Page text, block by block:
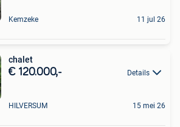
Kemzeke 11 jul 26
chalet
€ 120.000,- Details
HILVERSUM 15 mei 26